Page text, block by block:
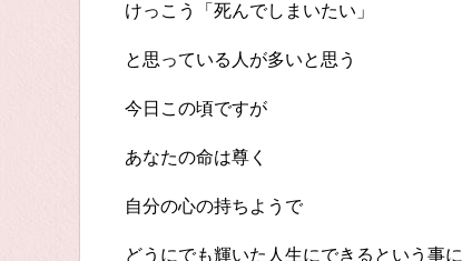
けっこう「死んでしまいたい」
と思っている人が多いと思う
今日この頃ですが
あなたの命は尊く
自分の心の持ちようで
どうにでも輝いた人生にできるという事に